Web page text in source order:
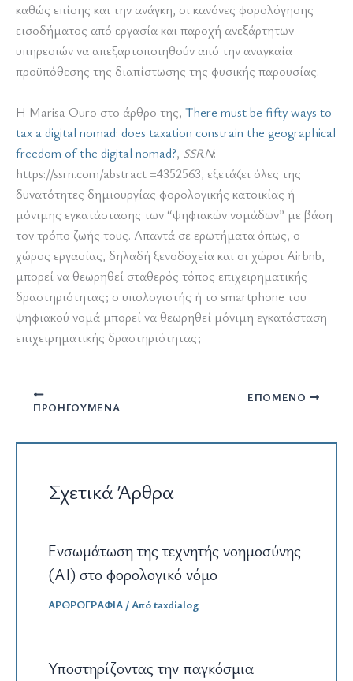
καθώς επίσης και την ανάγκη, οι κανόνες φορολόγησης
εισοδήματος από εργασία και παροχή ανεξάρτητων
υπηρεσιών να απεξαρτοποιηθούν από την αναγκαία
προϋπόθεσης της διαπίστωσης της φυσικής παρουσίας.
Η Marisa Ouro στο άρθρο της, There must be fifty ways to
tax a digital nomad: does taxation constrain the geographical
freedom of the digital nomad?, SSRN:
https://ssrn.com/abstract =4352563, εξετάζει όλες της
δυνατότητες δημιουργίας φορολογικής κατοικίας ή
μόνιμης εγκατάστασης των “ψηφιακών νομάδων” με βάση
τον τρόπο ζωής τους. Απαντά σε ερωτήματα όπως, ο
χώρος εργασίας, δηλαδή ξενοδοχεία και οι χώροι Airbnb,
μπορεί να θεωρηθεί σταθερός τόπος επιχειρηματικής
δραστηριότητας; ο υπολογιστής ή το smartphone του
ψηφιακού νομά μπορεί να θεωρηθεί μόνιμη εγκατάσταση
επιχειρηματικής δραστηριότητας;
ΠΡΟΗΓΟΎΜΕΝΑ
ΕΠΌΜΕΝΟ
Σχετικά Άρθρα
Ενσωμάτωση της τεχνητής νοημοσύνης
(AI) στο φορολογικό νόμο
ΑΡΘΡΟΓΡΑΦΙΑ / Απόtaxdialog
Υποστηρίζοντας την παγκόσμια